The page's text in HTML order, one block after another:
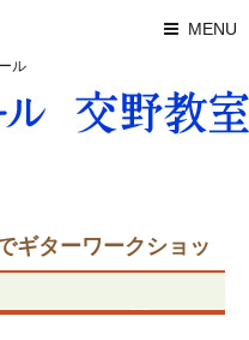
MENU
ル
ギターワークショッ